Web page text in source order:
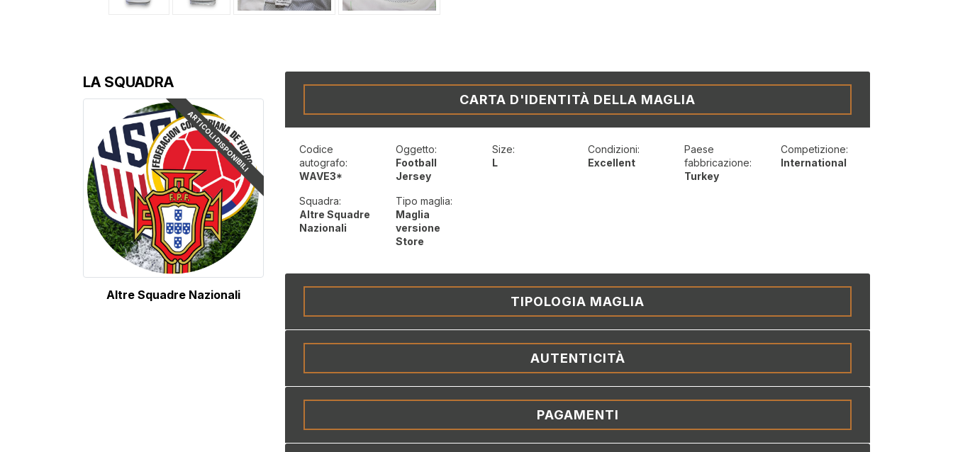
LA SQUADRA
ARTICOLI DISPONIBILI
Altre Squadre Nazionali
CARTA D'IDENTITÀ DELLA MAGLIA
Codice
autografo:
WAVE3*
Oggetto:
Football
Jersey
Size:
L
Condizioni:
Excellent
Paese
fabbricazione:
Turkey
Competizione:
International
Squadra:
Altre Squadre
Nazionali
Tipo maglia:
Maglia
versione
Store
TIPOLOGIA MAGLIA
AUTENTICITÀ
PAGAMENTI